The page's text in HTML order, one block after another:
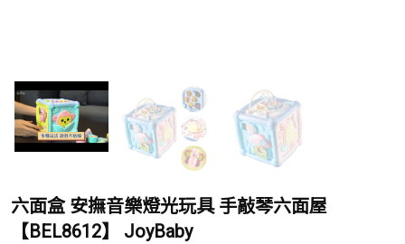
六面盒 安撫音樂燈光玩具 手敲琴六面屋
【BEL8612】 JoyBaby